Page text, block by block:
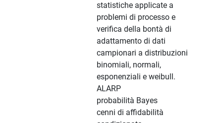
statistiche applicate a
problemi di processo e
verifica della bontà di
adattamento di dati
campionari a distribuzioni
binomiali, normali,
esponenziali e weibull.
ALARP
probabilità Bayes
cenni di affidabilità